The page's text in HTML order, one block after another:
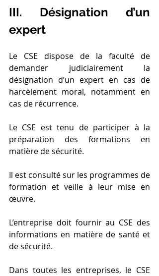
III. Désignation d’un
expert
Le CSE dispose de la faculté de
demander judiciairement la
désignation d’un expert en cas de
harcèlement moral, notamment en
cas de récurrence.
Le CSE est tenu de participer à la
préparation des formations en
matière de sécurité.
Il est consulté sur les programmes de
formation et veille à leur mise en
œuvre.
L’entreprise doit fournir au CSE des
informations en matière de santé et
de sécurité.
Dans toutes les entreprises, le CSE